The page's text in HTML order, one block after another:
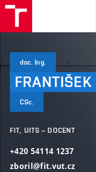
doc. Ing.
FRANTIŠEK
CSc.
FIT, UITS – DOCENT
+420 54114 1237
zboril@fit.vut.cz